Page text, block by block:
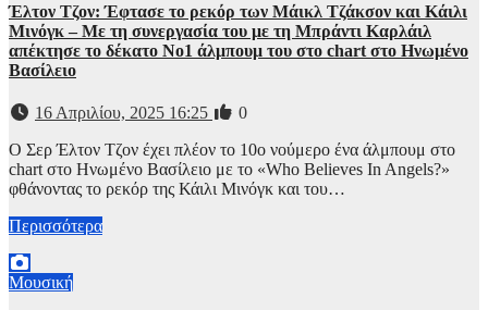
Έλτον Τζον: Έφτασε το ρεκόρ των Μάικλ Τζάκσον και Κάιλι
Μινόγκ – Με τη συνεργασία του με τη Μπράντι Καρλάιλ
απέκτησε το δέκατο Νο1 άλμπουμ του στο chart στο Ηνωμένο
Βασίλειο
16 Απριλίου, 2025 16:25
0
Ο Σερ Έλτον Τζον έχει πλέον το 10ο νούμερο ένα άλμπουμ στo
chart στο Ηνωμένο Βασίλειο με το «Who Believes In Angels?»
φθάνοντας το ρεκόρ της Κάιλι Μινόγκ και του…
Περισσότερα
Μουσική